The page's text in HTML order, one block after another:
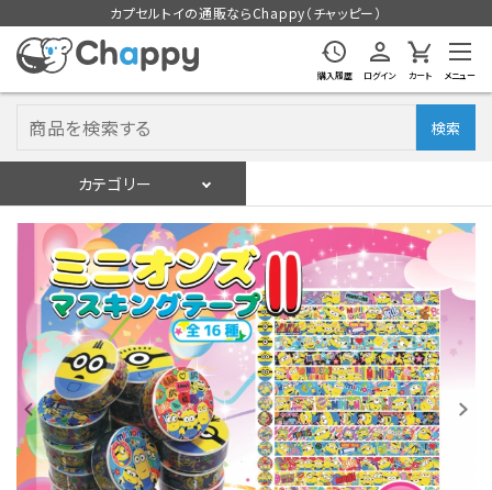
カプセルトイの通販ならChappy（チャッピー）
購入履歴 ログイン カート メニュー
検索
カテゴリー
ログイン 会員登録
入荷スケジュールをチェック
カプセルトイマシン本体
カプセルトイ
販促用空カプセル